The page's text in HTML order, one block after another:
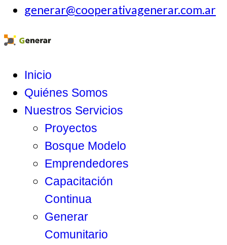
generar@cooperativagenerar.com.ar
Inicio
Quiénes Somos
Nuestros Servicios
Proyectos
Bosque Modelo
Emprendedores
Capacitación
Continua
Generar
Comunitario